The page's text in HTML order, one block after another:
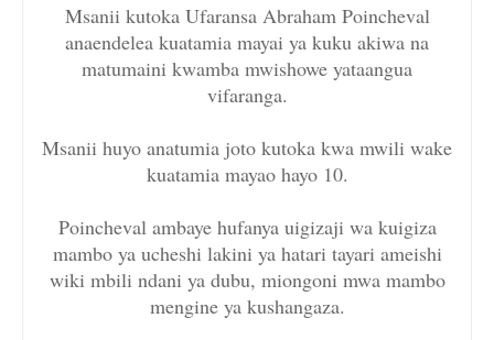
Msanii kutoka Ufaransa Abraham Poincheval
anaendelea kuatamia mayai ya kuku akiwa na
matumaini kwamba mwishowe yataangua
vifaranga.
Msanii huyo anatumia joto kutoka kwa mwili wake
kuatamia mayao hayo 10.
Poincheval ambaye hufanya uigizaji wa kuigiza
mambo ya ucheshi lakini ya hatari tayari ameishi
wiki mbili ndani ya dubu, miongoni mwa mambo
mengine ya kushangaza.